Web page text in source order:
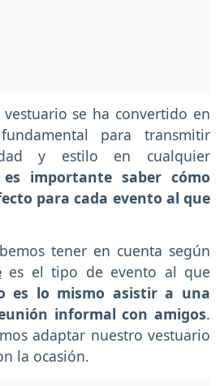
se ha convertido en
para transmitir
y estilo en cualquier
es importante saber cómo
para cada evento al que
tener en cuenta según
es el tipo de evento al que
es lo mismo asistir a una
informal con amigos.
adaptar nuestro vestuario
la ocasión.